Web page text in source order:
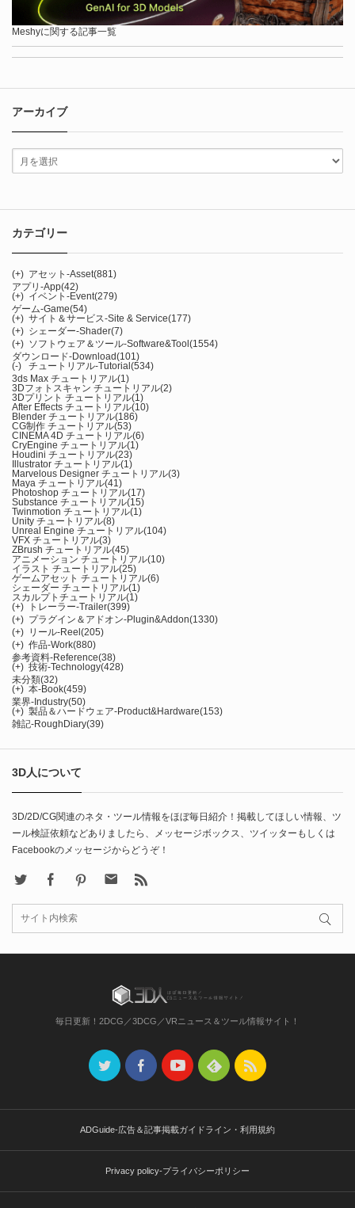
Meshyに関する記事一覧
アーカイブ
カテゴリー
(+) アセット-Asset(881)
アプリ-App(42)
(+) イベント-Event(279)
ゲーム-Game(54)
(+) サイト＆サービス-Site & Service(177)
(+) シェーダー-Shader(7)
(+) ソフトウェア＆ツール-Software&Tool(1554)
ダウンロード-Download(101)
(-)
チュートリアル-Tutorial(534)
3ds Max チュートリアル(1)
3Dフォトスキャン チュートリアル(2)
3Dプリント チュートリアル(1)
After Effects チュートリアル(10)
Blender チュートリアル(186)
CG制作 チュートリアル(53)
CINEMA 4D チュートリアル(6)
CryEngine チュートリアル(1)
Houdini チュートリアル(23)
Illustrator チュートリアル(1)
Marvelous Designer チュートリアル(3)
Maya チュートリアル(41)
Photoshop チュートリアル(17)
Substance チュートリアル(15)
Twinmotion チュートリアル(1)
Unity チュートリアル(8)
Unreal Engine チュートリアル(104)
VFX チュートリアル(3)
ZBrush チュートリアル(45)
アニメーション チュートリアル(10)
イラスト チュートリアル(25)
ゲームアセット チュートリアル(6)
シェーダー チュートリアル(1)
スカルプトチュートリアル(1)
(+)
トレーラー-Trailer(399)
(+) プラグイン＆アドオン-Plugin&Addon(1330)
(+) リール-Reel(205)
(+) 作品-Work(880)
参考資料-Reference(38)
(+) 技術-Technology(428)
未分類(32)
(+) 本-Book(459)
業界-Industry(50)
(+) 製品＆ハードウェア-Product&Hardware(153)
雑記-RoughDiary(39)
3D人について
3D/2D/CG関連のネタ・ツール情報をほぼ毎日紹介！掲載してほしい情報、ツ
ール検証依頼などありましたら、メッセージボックス、ツイッターもしくは
Facebookのメッセージからどうぞ！
FacebookPinterest Contact
毎日更新！2DCG／3DCG／VRニュース＆ツール情報サイト！
ADGuide-広告＆記事掲載ガイドライン・利用規約
Privacy policy-プライバシーポリシー